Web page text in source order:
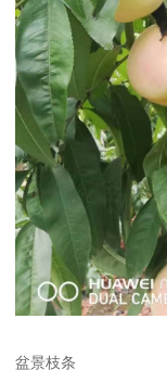
盆景枝条